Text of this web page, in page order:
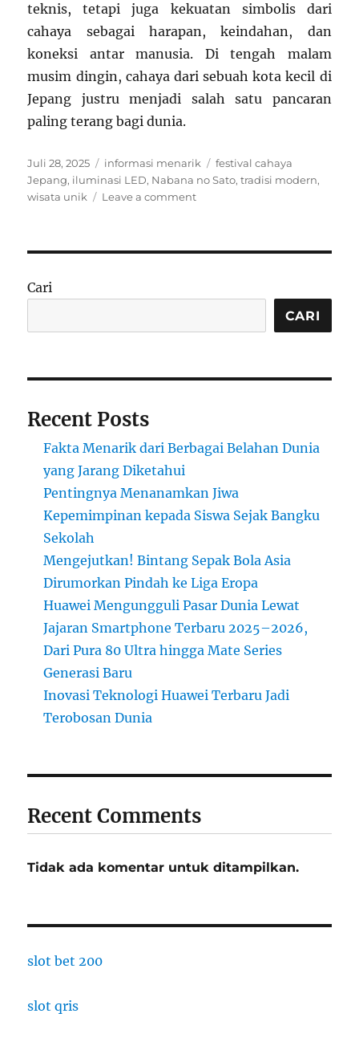
teknis, tetapi juga kekuatan simbolis dari
cahaya sebagai harapan, keindahan, dan
koneksi antar manusia. Di tengah malam
musim dingin, cahaya dari sebuah kota kecil di
Jepang justru menjadi salah satu pancaran
paling terang bagi dunia.
Posted
on
Juli 28, 2025 Categories
informasi menarik Tags
festival cahaya
Jepang, iluminasi LED, Nabana no Sato,tradisi modern,
wisata unik
Leave a commenton
Gelar
Cahaya
Dilihat
Cari
CARI
Recent Posts
Fakta Menarik dari Berbagai Belahan Dunia
yang Jarang Diketahui
Pentingnya Menanamkan Jiwa
Kepemimpinan kepada Siswa Sejak Bangku
Sekolah
Mengejutkan! Bintang Sepak Bola Asia
Dirumorkan Pindah ke Liga Eropa
Huawei Mengungguli Pasar Dunia Lewat
Jajaran Smartphone Terbaru 2025–2026,
Dari Pura 80 Ultra hingga Mate Series
Generasi Baru
Inovasi Teknologi Huawei Terbaru Jadi
Terobosan Dunia
Recent Comments
Tidak ada komentar untuk ditampilkan.
slot bet 200
slot qris